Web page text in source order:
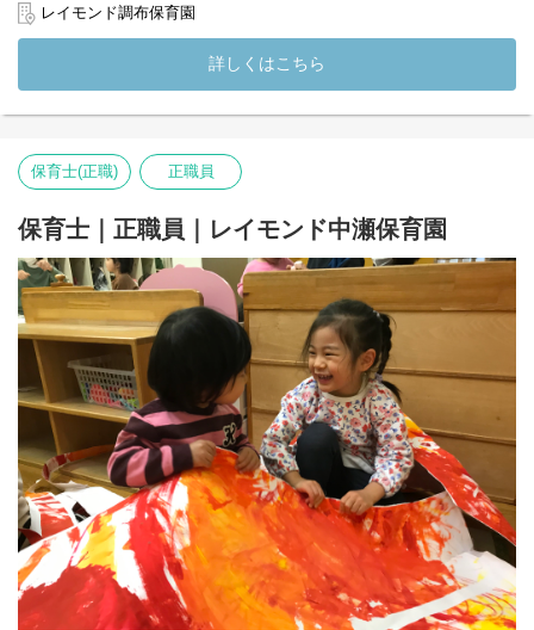
・食材下処理
これまで保育園などで給食調理をおこなっていた方、これから保
育園などで調理スタッフとして働きたい方のご応募お待ちしてい
◇◆【ココが魅力】◇◆
【デザイン性ある園舎】まるで設計事務所のような佇まい
【園庭でも公園でも】思い切り体を動かせる環境
【全職員で取り組む保育】得意分野を活かして子どもと関わる
【理念】大人の都合で押し付ける保育ではなく、「子ども主体」
の保育
【相談しやすい環境】全国の檸檬会職員と繋がるSNSも
(変更の範囲）法人の定める業務
レイモンド調布保育園
詳しくはこちら
保育士(正職) 正職員
保育士｜正職員｜レイモンド中瀬保育園